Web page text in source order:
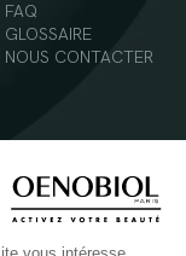
FAQ
GLOSSAIRE
NOUS CONTACTER